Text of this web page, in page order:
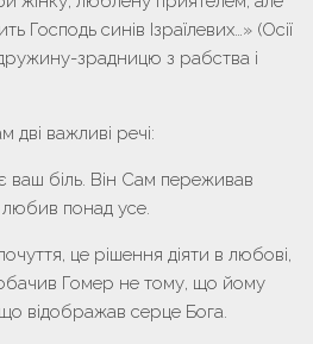
Господь синів Ізраїлевих…» (Осії
зрадницю з рабства і
дві важливі речі:
ваш біль. Він Сам переживав
любив понад усе.
це рішення діяти в любові,
Гомер не тому, що йому
відображав серце Бога.